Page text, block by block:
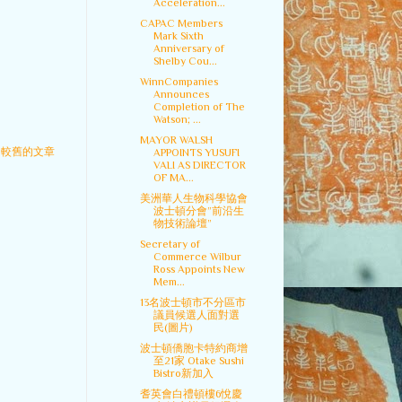
較舊的文章
Acceleration...
CAPAC Members
Mark Sixth
Anniversary of
Shelby Cou...
WinnCompanies
Announces
Completion of The
Watson; ...
MAYOR WALSH
APPOINTS YUSUFI
VALI AS DIRECTOR
OF MA...
美洲華人生物科學協會
波士頓分會”前沿生
物技術論壇”
Secretary of
Commerce Wilbur
Ross Appoints New
Mem...
13名波士頓市不分區市
議員候選人面對選
民(圖片)
波士頓僑胞卡特約商增
至21家 Otake Sushi
Bistro新加入
耆英會白禮頓樓6悅慶